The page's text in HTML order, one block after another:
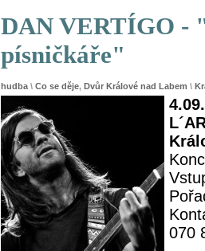
DAN VERTÍGO -
písničkáře"
hudba \ Co se děje, Dvůr Králové nad Labem \
070